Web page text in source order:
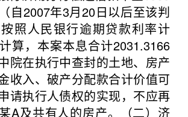
自2007年3月20日以后至该判
照人民银行逾期贷款利率计
算，本案本息合计2031.3166
院在执行中查封的土地、房产
收入、破产分配款合计价值可
请执行人债权的实现，不应再
A及共有人的房产。（二）济